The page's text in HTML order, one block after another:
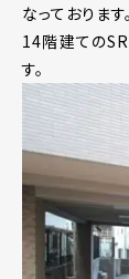
なっております。
14階建ての
す。